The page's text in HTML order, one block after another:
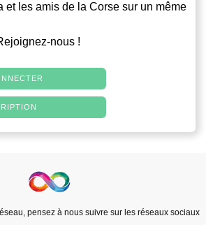
et les amis de la Corse sur un même
nous !
pensez à nous suivre sur les réseaux sociaux